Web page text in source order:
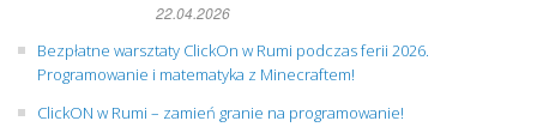
22.04.2026
Bezpłatne warsztaty ClickOn w Rumi podczas ferii 2026.
Programowanie i matematyka z Minecraftem!
ClickON w Rumi – zamień granie na programowanie!